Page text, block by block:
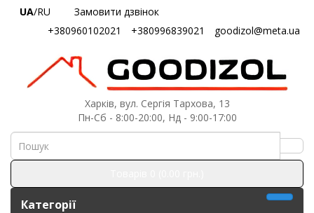
UA/RU
Замовити дзвінок
+380960102021
+380996839021 goodizol@meta.ua
Харків, вул. Сергія Тархова, 13
Пн-Сб - 8:00-20:00, Нд - 9:00-17:00
Категорії